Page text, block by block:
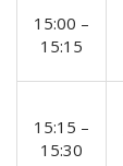
15:00 –
15:15
15:15 –
15:30